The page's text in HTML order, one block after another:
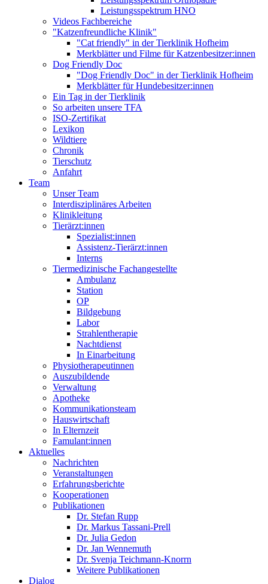
Leistungsspektrum HNO
Videos Fachbereiche
"Katzenfreundliche Klinik"
"Cat friendly" in der Tierklinik Hofheim
Merkblätter und Filme für Katzenbesitzer:innen
Dog Friendly Doc
"Dog Friendly Doc" in der Tierklinik Hofheim
Merkblätter für Hundebesitzer:innen
Ein Tag in der Tierklinik
So arbeiten unsere TFA
ISO-Zertifikat
Lexikon
Wildtiere
Chronik
Tierschutz
Anfahrt
Team
Unser Team
Interdisziplinäres Arbeiten
Klinikleitung
Tierärzt:innen
Spezialist:innen
Assistenz-Tierärzt:innen
Interns
Tiermedizinische Fachangestellte
Ambulanz
Station
OP
Bildgebung
Labor
Strahlentherapie
Nachtdienst
In Einarbeitung
Physiotherapeutinnen
Auszubildende
Verwaltung
Apotheke
Kommunikationsteam
Hauswirtschaft
In Elternzeit
Famulant:innen
Aktuelles
Nachrichten
Veranstaltungen
Erfahrungsberichte
Kooperationen
Publikationen
Dr. Stefan Rupp
Dr. Markus Tassani-Prell
Dr. Julia Gedon
Dr. Jan Wennemuth
Dr. Svenja Teichmann-Knorrn
Weitere Publikationen
Dialog